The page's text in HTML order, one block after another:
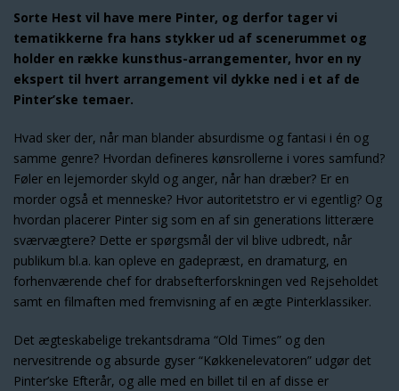
Sorte Hest vil have mere Pinter, og derfor tager vi
tematikkerne fra hans stykker ud af scenerummet og
holder en række kunsthus-arrangementer, hvor en ny
ekspert til hvert arrangement vil dykke ned i et af de
Pinter’ske temaer.
Hvad sker der, når man blander absurdisme og fantasi i én og
samme genre? Hvordan defineres kønsrollerne i vores samfund?
Føler en lejemorder skyld og anger, når han dræber? Er en
morder også et menneske? Hvor autoritetstro er vi egentlig? Og
hvordan placerer Pinter sig som en af sin generations litterære
sværvægtere? Dette er spørgsmål der vil blive udbredt, når
publikum bl.a. kan opleve en gadepræst, en dramaturg, en
forhenværende chef for drabsefterforskningen ved Rejseholdet
samt en filmaften med fremvisning af en ægte Pinterklassiker.
Det ægteskabelige trekantsdrama “Old Times” og den
nervesitrende og absurde gyser “Køkkenelevatoren” udgør det
Pinter’ske Efterår, og alle med en billet til en af disse er